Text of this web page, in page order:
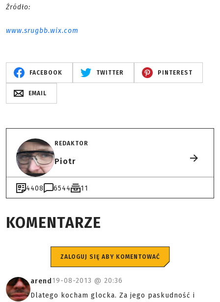
Źródło:
www.srugbb.wix.com
FACEBOOK TWITTER PINTEREST
EMAIL
REDAKTOR
Piotr
4408 6544 11
KOMENTARZE
ZALOGUJ SIĘ ABY KOMENTOWAĆ
arend 19-08-2013 @ 20:36
Dlatego kocham glocka. Za jego paskudność i